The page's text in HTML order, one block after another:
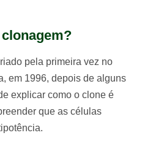
pela primeira vez no
em 1996, depois de alguns
explicar como o clone é
que as células